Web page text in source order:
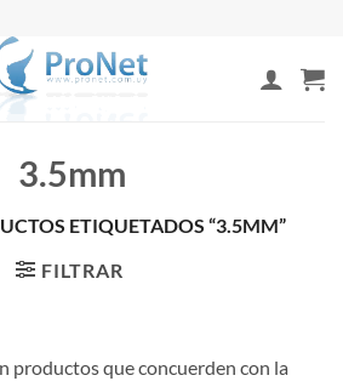
3.5mm
ETIQUETADOS “3.5MM”
FILTRAR
productos que concuerden con la